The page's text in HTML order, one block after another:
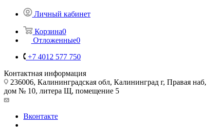
Личный кабинет
Корзина0
Отложенные0
+7 4012 577 750
Контактная информация
236006, Калининградская обл, Калининград г, Правая наб,
дом № 10, литера Щ, помещение 5
Вконтакте